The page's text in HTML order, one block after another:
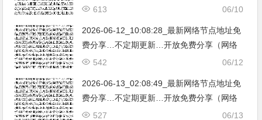
免费节点香港|日本|韩国|新加坡|台湾|马来西
06/10
613
2026-06-12_10:08:28_最新网络节点地址免
费分享…不定期更新…开放免费分享（网络
免费节点香港|日本|韩国|新加坡|台湾|马来西
06/12
542
2026-06-13_02:08:49_最新网络节点地址免
费分享…不定期更新…开放免费分享（网络
免费节点香港|日本|韩国|新加坡|台湾|马来西
06/13
527